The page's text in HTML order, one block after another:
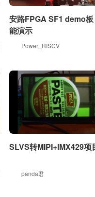
安路FPGA SF1 demo
能演示
Power_RISCV
SLVS转MIPI+IMX429项
panda君